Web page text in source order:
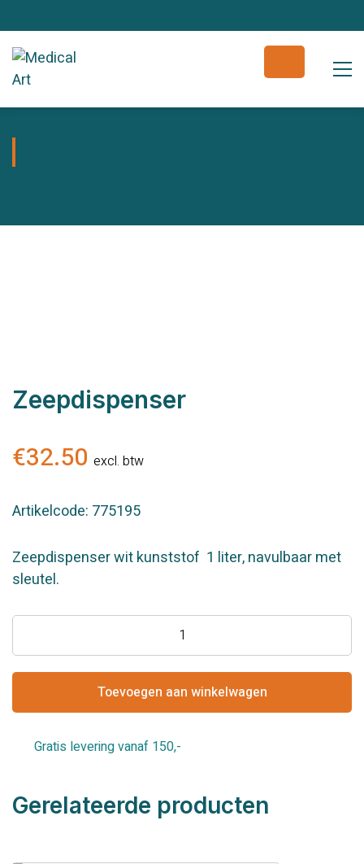
Zeepdispenser
€32.50 excl. btw
Artikelcode: 775195
Zeepdispenser wit kunststof 1 liter, navulbaar met
sleutel.
Toevoegen aan winkelwagen
Gratis levering vanaf 150,-
Gerelateerde producten